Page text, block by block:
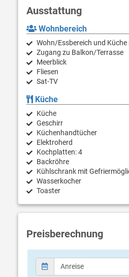
Ausstattung
Wohnbereich
Wohn/Essbereich und Küche
Zugang zu Balkon/Terrasse
Meerblick
Fliesen
Sat-TV
Küche
Küche
Geschirr
Küchenhandtücher
Elektroherd
Kochplatten: 4
Backröhre
Kühlschrank mit
Wasserkocher
Toaster
Preisberechnung